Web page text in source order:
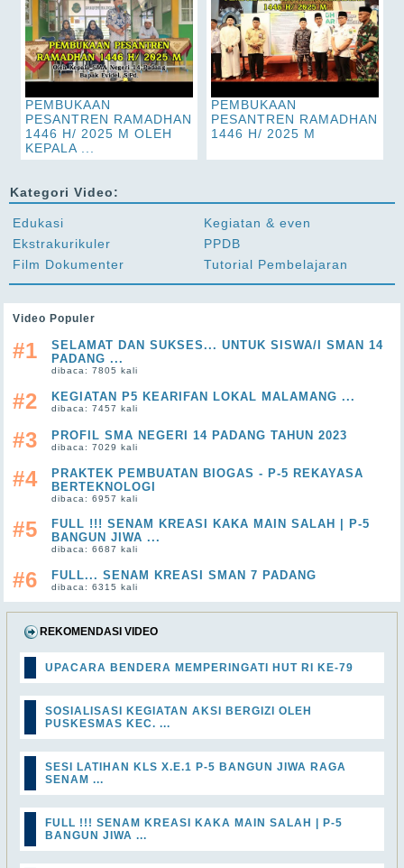
PEMBUKAAN
PESANTREN RAMADHAN
1446 H/ 2025 M OLEH
KEPALA ...
PEMBUKAAN
PESANTREN RAMADHAN
1446 H/ 2025 M
Kategori Video:
Edukasi
Ekstrakurikuler
Film Dokumenter
Kegiatan & even
PPDB
Tutorial Pembelajaran
Video Populer
#1
SELAMAT DAN SUKSES... UNTUK SISWA/I SMAN 14
PADANG ...
dibaca: 7805 kali
#2 KEGIATAN P5 KEARIFAN LOKAL MALAMANG ...
dibaca: 7457 kali
#3 PROFIL SMA NEGERI 14 PADANG TAHUN 2023
dibaca: 7029 kali
#4
PRAKTEK PEMBUATAN BIOGAS - P-5 REKAYASA
BERTEKNOLOGI
dibaca: 6957 kali
#5
FULL !!! SENAM KREASI KAKA MAIN SALAH | P-5
BANGUN JIWA ...
dibaca: 6687 kali
#6 FULL... SENAM KREASI SMAN 7 PADANG
dibaca: 6315 kali
REKOMENDASI VIDEO
UPACARA BENDERA MEMPERINGATI HUT RI KE-79
SOSIALISASI KEGIATAN AKSI BERGIZI OLEH
PUSKESMAS KEC. ...
SESI LATIHAN KLS X.E.1 P-5 BANGUN JIWA RAGA
SENAM ...
FULL !!! SENAM KREASI KAKA MAIN SALAH | P-5
BANGUN JIWA ...